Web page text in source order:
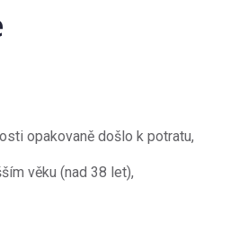
opakovaně došlo k potratu,
věku (nad 38 let),